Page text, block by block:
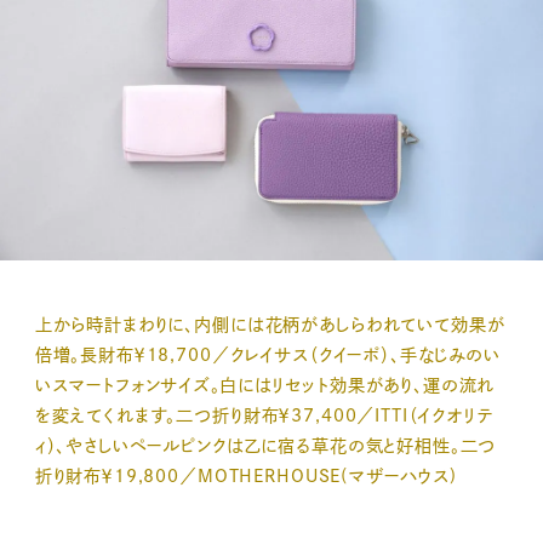
上から時計まわりに、内側には花柄があしらわれていて効果が
倍増。長財布￥18,700／クレイサス（クイーポ）、手なじみのい
いスマートフォンサイズ。白にはリセット効果があり、運の流れ
を変えてくれます。二つ折り財布￥37,400／ITTI（イクオリテ
ィ）、やさしいペールピンクは乙に宿る草花の気と好相性。二つ
折り財布￥19,800／MOTHERHOUSE(マザーハウス)